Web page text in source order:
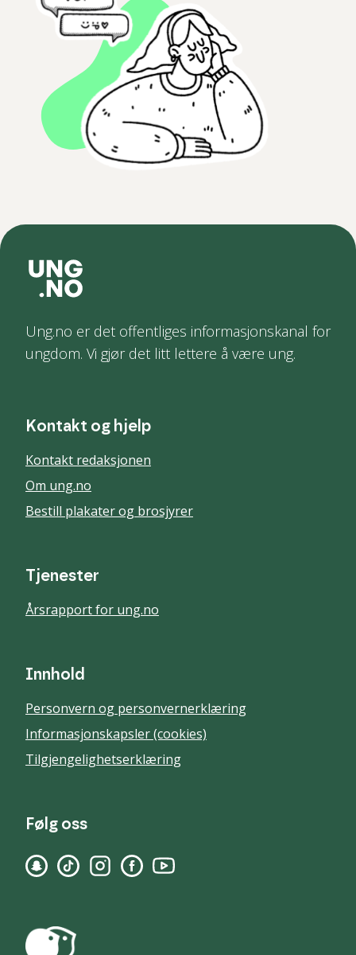
Ung.no er det offentliges informasjonskanal for
ungdom. Vi gjør det litt lettere å være ung.
Kontakt og hjelp
Kontakt redaksjonen
Om ung.no
Bestill plakater og brosjyrer
Tjenester
Årsrapport for ung.no
Innhold
Personvern og personvernerklæring
Informasjonskapsler (cookies)
Tilgjengelighetserklæring
Følg oss